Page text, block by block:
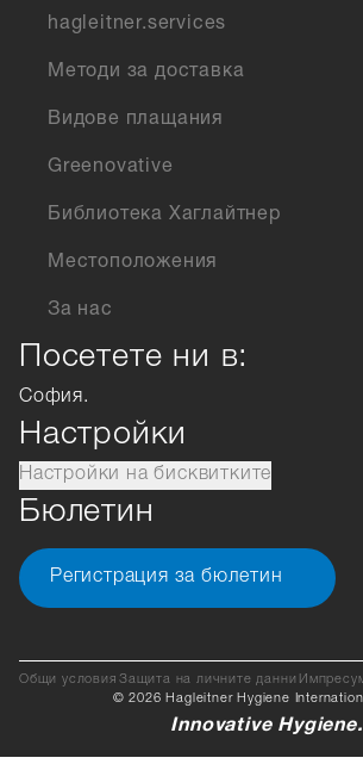
hagleitner.services
Методи за доставка
Видове плащания
Greenovative
Библиотека Хаглайтнер
Местоположения
За нас
Посетете ни в:
София.
Настройки
Настройки на бисквитките
Бюлетин
Регистрация за бюлетин
Общи условия Защита на личните данни
© 2026 Hagleitner Hygiene
Innovative Hygiene.